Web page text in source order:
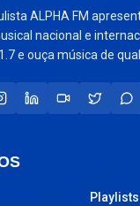
ALPHA FM
nacional e
e ouça música de
Playlists